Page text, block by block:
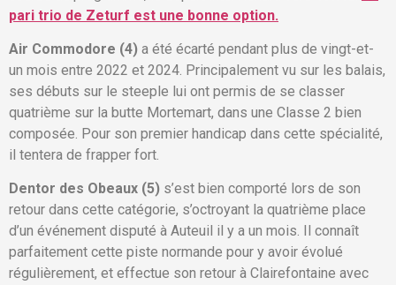
pari trio de Zeturf est une bonne option.
Air Commodore (4) a été écarté pendant plus de vingt-et-
un mois entre 2022 et 2024. Principalement vu sur les balais,
ses débuts sur le steeple lui ont permis de se classer
quatrième sur la butte Mortemart, dans une Classe 2 bien
composée. Pour son premier handicap dans cette spécialité,
il tentera de frapper fort.
Dentor des Obeaux (5) s’est bien comporté lors de son
retour dans cette catégorie, s’octroyant la quatrième place
d’un événement disputé à Auteuil il y a un mois. Il connaît
parfaitement cette piste normande pour y avoir évolué
régulièrement, et effectue son retour à Clairefontaine avec